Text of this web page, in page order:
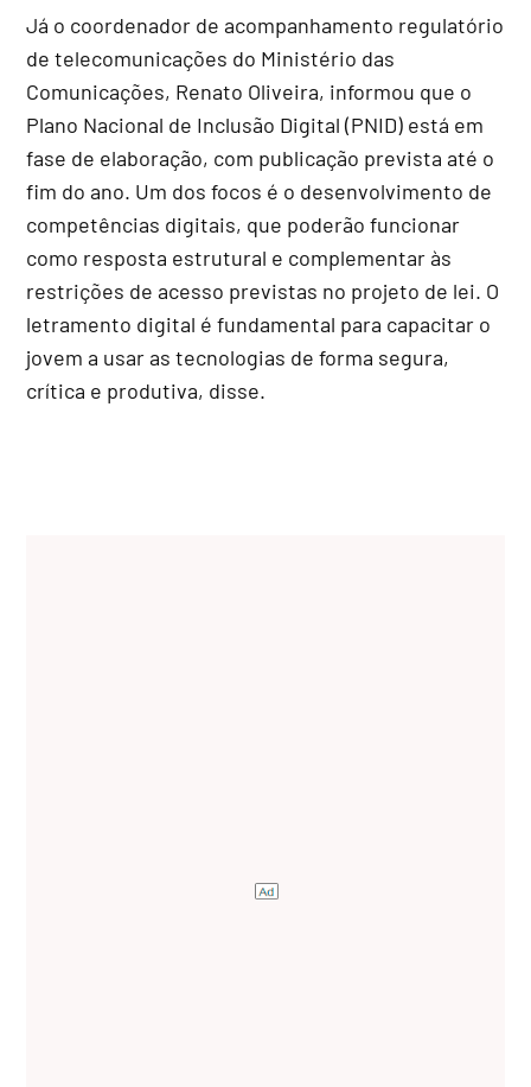
Já o coordenador de acompanhamento regulatório
de telecomunicações do Ministério das
Comunicações, Renato Oliveira, informou que o
Plano Nacional de Inclusão Digital (PNID) está em
fase de elaboração, com publicação prevista até o
fim do ano. Um dos focos é o desenvolvimento de
competências digitais, que poderão funcionar
como resposta estrutural e complementar às
restrições de acesso previstas no projeto de lei. O
letramento digital é fundamental para capacitar o
jovem a usar as tecnologias de forma segura,
crítica e produtiva, disse.